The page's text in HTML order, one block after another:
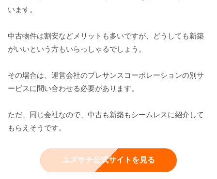
います。
中古物件は割安などメリットも多いですが、どうしても新築
がいいという方もいらっしゃるでしょう。
その場合は、運営会社のプレサンスコーポレーションの別サ
ービスに問い合わせる必要があります。
ただ、同じ会社なので、中古も新築もシームレスに紹介して
もらえそうです。
ユズサチ公式サイトを見る